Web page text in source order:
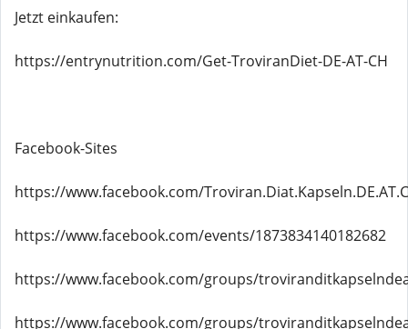
Jetzt einkaufen:
https://entrynutrition.com/Get-TroviranDiet-DE-AT-CH
Facebook-Sites
https://www.facebook.com/
https://www.facebook.com/events/1873834140182682
https://www.facebook.com/groups/
https://www.facebook.com/groups/